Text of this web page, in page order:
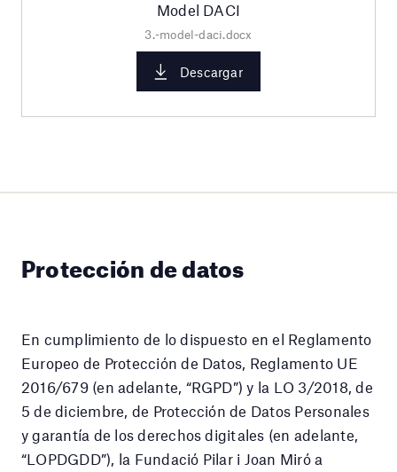
Model DACI
3.-model-daci.docx
Descargar
Protección de datos
En cumplimiento de lo dispuesto en el Reglamento
Europeo de Protección de Datos, Reglamento UE
2016/679 (en adelante, “RGPD”) y la LO 3/2018, de
5 de diciembre, de Protección de Datos Personales
y garantía de los derechos digitales (en adelante,
“LOPDGDD”), la Fundació Pilar i Joan Miró a